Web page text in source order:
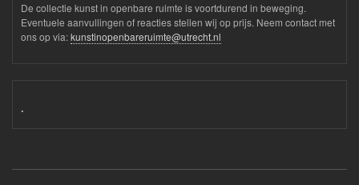
De collectie kunst in openbare ruimte is voortdurend in beweging.
Eventuele aanvullingen of reacties stellen wij op prijs. Neem contact met
ons op via:kunstinopenbareruimte@utrecht.nl
.